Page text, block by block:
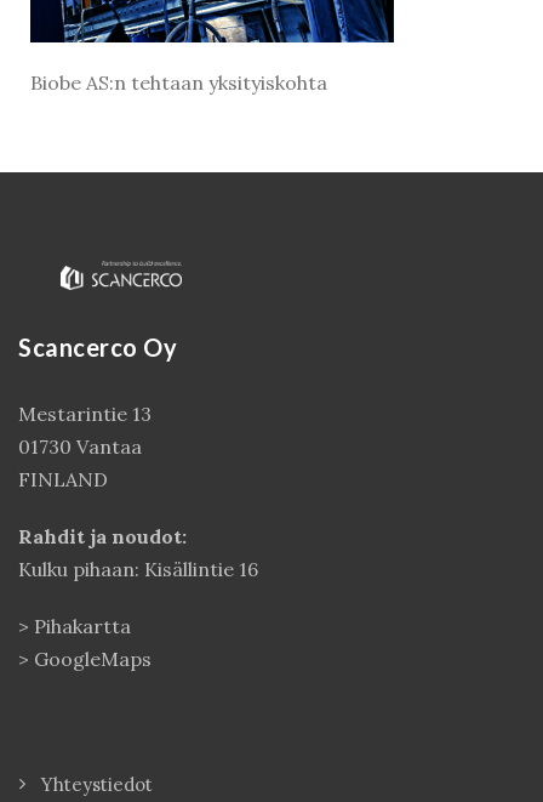
Biobe AS:n tehtaan yksityiskohta
Scancerco Oy
Mestarintie 13
01730 Vantaa
FINLAND
Rahdit ja noudot:
Kulku pihaan: Kisällintie 16
> Pihakartta
> GoogleMaps
Yhteystiedot